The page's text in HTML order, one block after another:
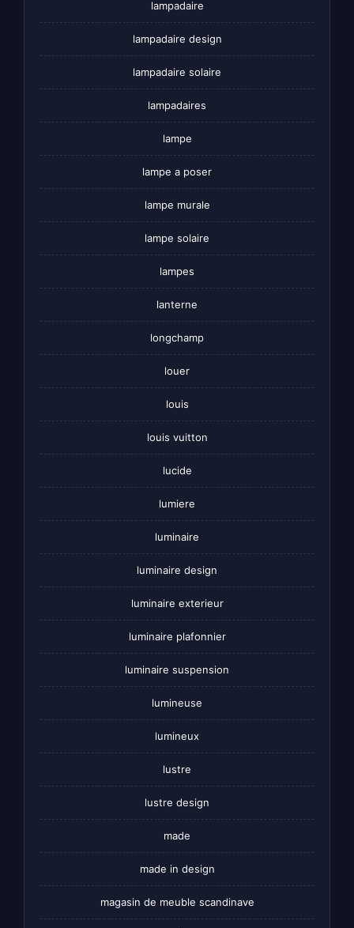
lampadaire
lampadaire design
lampadaire solaire
lampadaires
lampe
lampe a poser
lampe murale
lampe solaire
lampes
lanterne
longchamp
louer
louis
louis vuitton
lucide
lumiere
luminaire
luminaire design
luminaire exterieur
luminaire plafonnier
luminaire suspension
lumineuse
lumineux
lustre
lustre design
made
made in design
magasin de meuble scandinave